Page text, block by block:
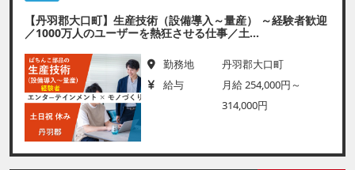
【丹羽郡大口町】生産技術（設備導入～量産） ～経験者歓迎
／1000万人のユーザーを熱狂させる仕事／土...
勤務地
丹羽郡大口町
給与
月給 254,000円～
314,000円